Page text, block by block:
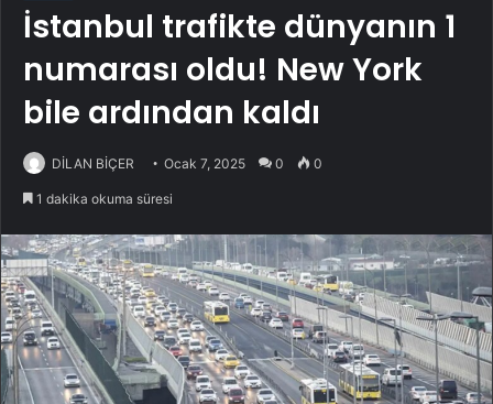
İstanbul trafikte dünyanın 1
numarası oldu! New York
bile ardından kaldı
DİLAN BİÇER Ocak 7, 2025 0 0
1 dakika okuma süresi